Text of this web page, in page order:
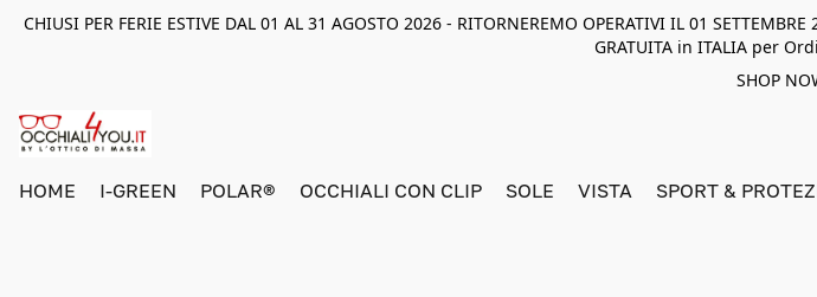
CHIUSI PER FERIE ESTIVE DAL 01 AL 31 AGOSTO 2026 - RITORNEREMO OPERATIVI IL 01
GRATUITA in ITALIA per
SHOP
HOME I-GREEN POLAR® OCCHIALI CON CLIP SOLE VISTA SPORT &